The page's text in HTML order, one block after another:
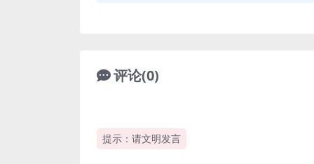
评论(0)
提示：请文明发言